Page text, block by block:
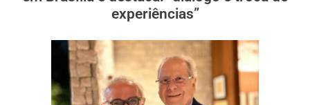
experiências”